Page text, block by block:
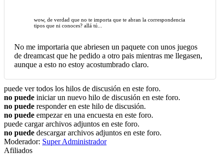
wow, de verdad que no te importa que te abran la correspondencia
tipos que ni conoces? allá tú...
No me importaria que abriesen un paquete con unos juegos
de dreamcast que he pedido a otro pais mientras me llegasen,
aunque a esto no estoy acostumbrado claro.
puede ver todos los hilos de discusión en este foro.
no puede iniciar un nuevo hilo de discusión en este foro.
no puede responder en este hilo de discusión.
no puede empezar en una encuesta en este foro.
puede cargar archivos adjuntos en este foro.
no puede descargar archivos adjuntos en este foro.
Moderador: Super Administrador
Afiliados